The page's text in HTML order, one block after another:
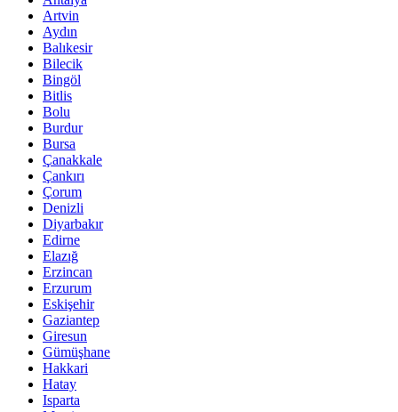
Artvin
Aydın
Balıkesir
Bilecik
Bingöl
Bitlis
Bolu
Burdur
Bursa
Çanakkale
Çankırı
Çorum
Denizli
Diyarbakır
Edirne
Elazığ
Erzincan
Erzurum
Eskişehir
Gaziantep
Giresun
Gümüşhane
Hakkari
Hatay
Isparta